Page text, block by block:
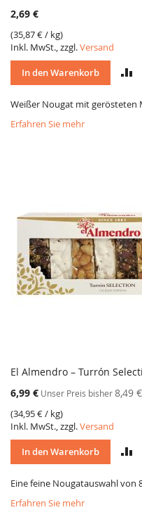
2,69 €
(35,87 €/ kg)
Inkl. MwSt., zzgl.Versand
In den Warenkorb
Weißer Nougat mit gerösteten
Erfahren Sie mehr
El Almendro – Turrón
Sonderangebot
6,99 € Unser Preis bisher8,49 €
(34,95 €/ kg)
Inkl. MwSt., zzgl.Versand
In den Warenkorb
Eine feine Nougatauswahl von
Erfahren Sie mehr